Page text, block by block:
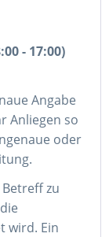
- 17:00)
Angabe
Anliegen so
oder
zu
wird. Ein